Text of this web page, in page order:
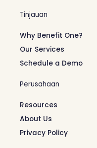
Tinjauan
Why Benefit One?
Our Services
Schedule a Demo
Perusahaan
Resources
About Us
Privacy Policy